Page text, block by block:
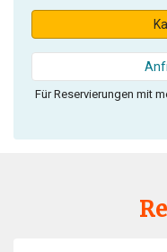
Für Reservierungen mit